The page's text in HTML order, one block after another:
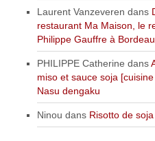
Laurent Vanzeveren dans
restaurant Ma Maison, le
Philippe Gauffre à
PHILIPPE Catherine dans
miso et sauce soja
Nasu dengaku
Ninou dans Risotto de